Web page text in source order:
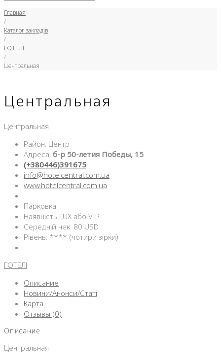
Главная
/
Каталог закладів
/
ГОТЕЛІ
/
Центральная
Центральная
Центральная
Район: Центр
Адреса: б-р 50-летия Победы, 15
(+380446)391675
info@hotelcentral.com.ua
www.hotelcentral.com.ua
Парковка
Наявність LUX або VIP
Середній чек: 80 USD
Рівень: **** (чотири зірки)
ГОТЕЛІ
Описание
Новини/Анонси/Статі
Карта
Отзывы (0)
Описание
Центральная